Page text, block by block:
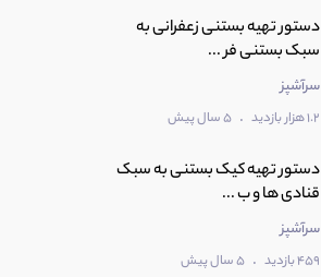
دستور تهیه بستنی زعفرانی به
سبک بستنی فر ...
سرآشپز
1.2 هزار بازدید . 5 سال پیش
دستور تهیه کیک بستنی به سبک
قنادی ها و ب ...
سرآشپز
459 بازدید . 5 سال پیش